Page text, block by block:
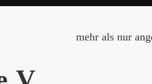
mehr als nur